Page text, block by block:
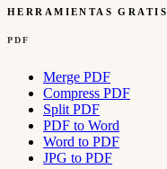
HERRAMIENTAS GRATIS
PDF
Merge PDF
Compress PDF
Split PDF
PDF to Word
Word to PDF
JPG to PDF